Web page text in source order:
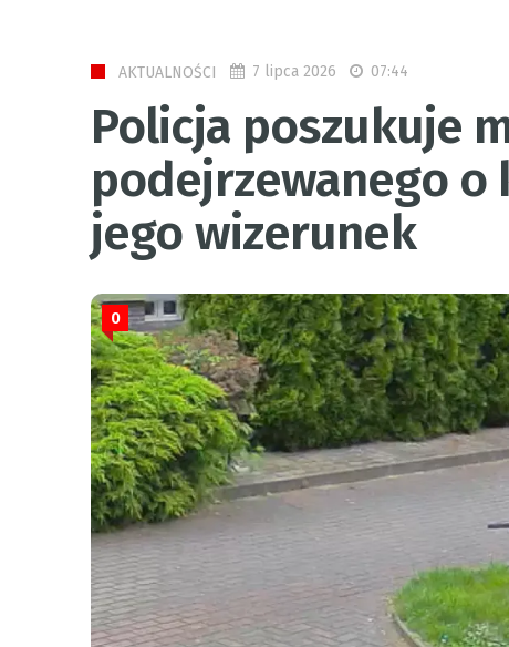
AKTUALNOŚCI 7 lipca 2026 07:44
Policja poszukuje
podejrzewanego o
jego wizerunek
0